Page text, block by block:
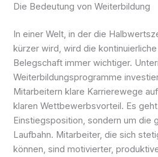
Die Bedeutung von Weiterbildung
In einer Welt, in der die
kürzer wird, wird die
Belegschaft immer wichtiger.
Weiterbildungsprogramme
Mitarbeitern klare Karrierewege
klaren Wettbewerbsvorteil. Es
Einstiegsposition, sondern um die
Laufbahn. Mitarbeiter, die sich
können, sind motivierter,